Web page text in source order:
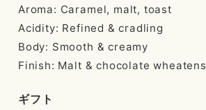
Aroma: Caramel, malt, toast
Acidity: Refined & cradling
Body: Smooth & creamy
Finish: Malt & chocolate wheatens
ギフト